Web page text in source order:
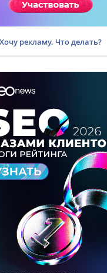
Хочу рекламу. Что делать?